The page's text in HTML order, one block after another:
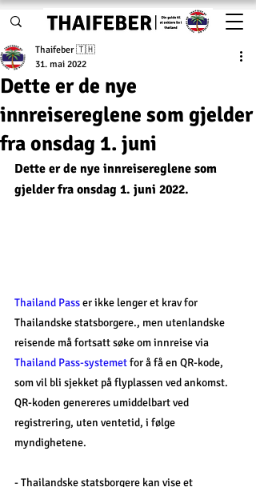
Dette er de nye
innreisereglene som gjelder
fra onsdag 1. juni
Thaifeber 🇹🇭
31. mai 2022
Dette er de nye innreisereglene som
gjelder fra onsdag 1. juni 2022.
Thailand Pass er ikke lenger et krav for
Thailandske statsborgere., men utenlandske
reisende må fortsatt søke om innreise via
Thailand Pass-systemet for å få en QR-kode,
som vil bli sjekket på flyplassen ved ankomst.
QR-koden genereres umiddelbart ved
registrering, uten ventetid, i følge
myndighetene.
- Thailandske statsborgere kan vise et